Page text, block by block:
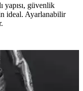
yapısı, güvenlik
ideal. Ayarlanabilir